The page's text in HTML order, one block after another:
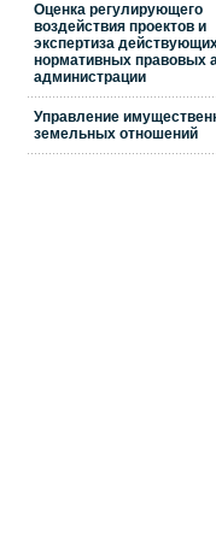
Оценка регулирующего
воздействия проектов и
экспертиза
нормативных правовых
администрации
Управление
земельных отношений